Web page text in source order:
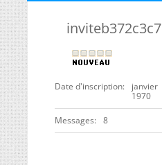
inviteb372c3c7
Date d'inscription
janvier
1970
Messages 8